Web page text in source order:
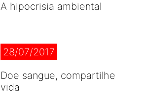
A hipocrisia ambiental
28/07/2017
Doe sangue, compartilhe
vida